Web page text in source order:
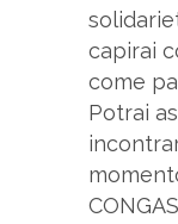
capirai
come
Potrai